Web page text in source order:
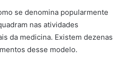
se denomina popularmente
nas atividades
da medicina. Existem dezenas
desse modelo.